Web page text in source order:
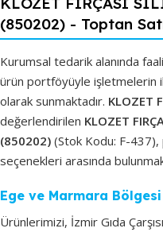
(850202) - Toptan
Kurumsal tedarik alanında
ürün portföyüyle işletmelerin
olarak sunmaktadır. KLOZET
değerlendirilen KLOZET
(850202) (Stok Kodu: F-437),
seçenekleri arasında
Ege ve Marmara Bölgesi
Ürünlerimizi, İzmir Gıda